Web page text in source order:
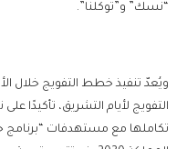
“نسك” و”توكلنا”.
ويُعدّ تنفيذ خطط التفويج خلال
التفويج لأيام التشريق، تأكيدًا
تكاملها مع مستهدفات “برنامج